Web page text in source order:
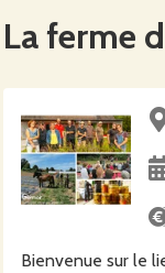
La ferme
Bienvenue sur le